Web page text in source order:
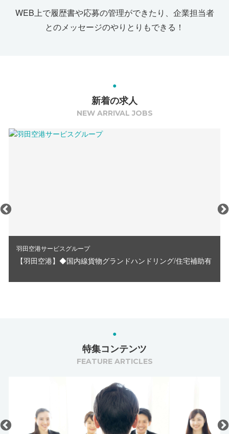
WEB上で履歴書や応募の管理ができたり、企業担当者
とのメッセージのやりとりもできる！
新着の求人
NEW ARRIVAL JOBS
ービスグループ
港】◆国内線貨物グランドハンドリング/住宅補助有 【羽田空
特集コンテンツ
FEATURE ARTICLES